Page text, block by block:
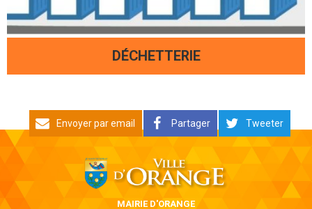
DÉCHETTERIE
Envoyer par email Partager Tweeter
MAIRIE D'ORANGE